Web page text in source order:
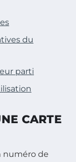
du
parti
CARTE
numéro de